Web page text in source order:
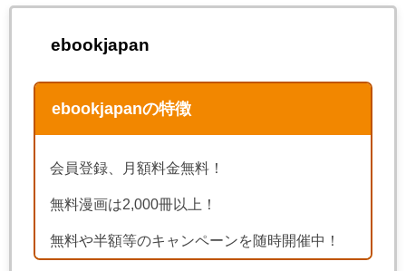
ebookjapan
ebookjapanの特徴
会員登録、月額料金無料！
無料漫画は2,000冊以上！
無料や半額等のキャンペーンを随時開催中！